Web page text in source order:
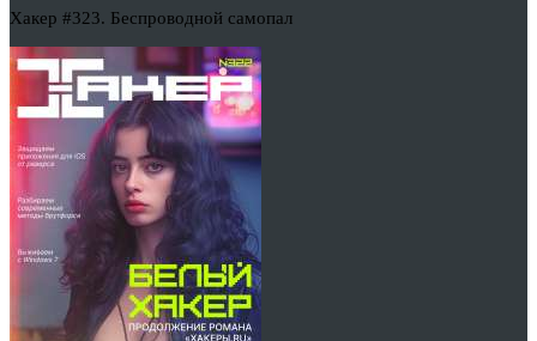
Хакер #323. Беспроводной самопал